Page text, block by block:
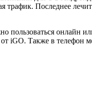
трафик. Последнее
пользоваться онлайн
от iGO. Также в телефон